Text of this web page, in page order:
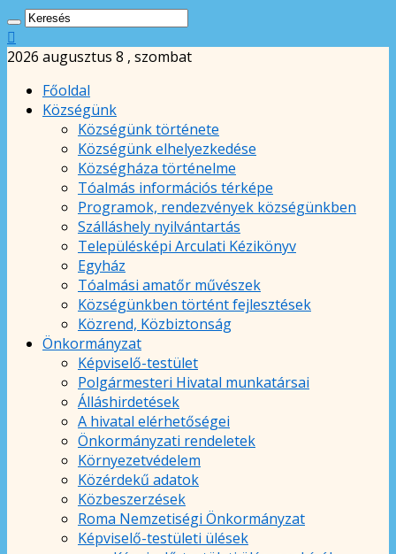
2026 augusztus 8 , szombat
Főoldal
Községünk
Községünk története
Községünk elhelyezkedése
Községháza történelme
Tóalmás információs térképe
Programok, rendezvények községünkben
Szálláshely nyilvántartás
Településképi Arculati Kézikönyv
Egyház
Tóalmási amatőr művészek
Községünkben történt fejlesztések
Közrend, Közbiztonság
Önkormányzat
Képviselő-testület
Polgármesteri Hivatal munkatársai
Álláshirdetések
A hivatal elérhetőségei
Önkormányzati rendeletek
Környezetvédelem
Közérdekű adatok
Közbeszerzések
Roma Nemzetiségi Önkormányzat
Képviselő-testületi ülések